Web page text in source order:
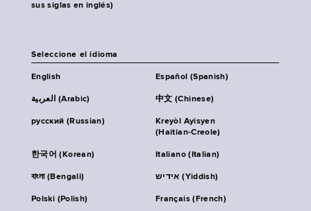
sus siglas en inglés)
Seleccione el idioma
English Español (Spanish)
العربية (Arabic) 中文 (Chinese)
русский (Russian)
Kreyòl Ayisyen
(Haitian-Creole)
한국어 (Korean) Italiano (Italian)
বাংলা (Bengali) אידיש (Yiddish)
Polski (Polish) Français (French)